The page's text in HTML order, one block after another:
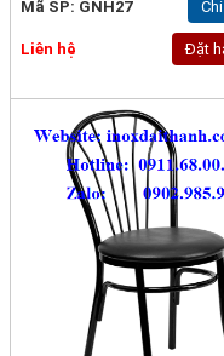
Mã SP: GNH27
Liên hệ Đặt